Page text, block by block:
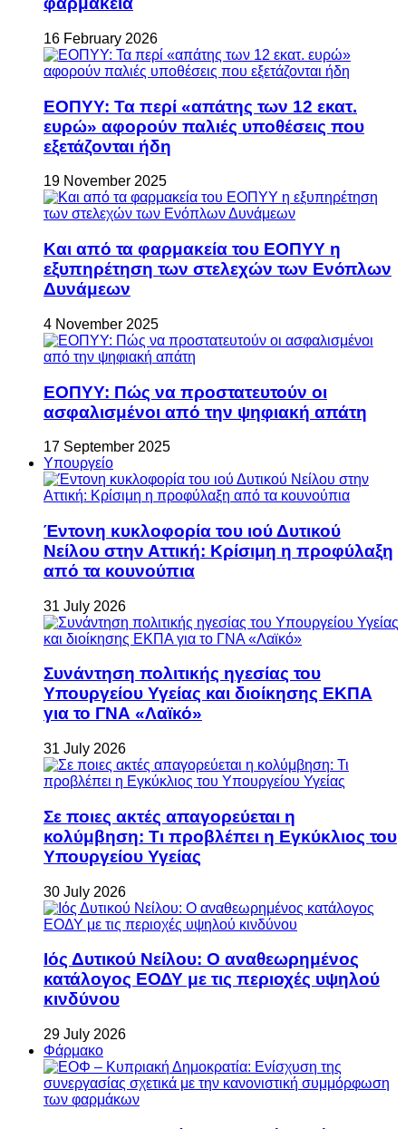
16 February 2026
ΕΟΠΥΥ: Τα περί «απάτης των 12 εκατ.
ευρώ» αφορούν παλιές υποθέσεις που
εξετάζονται ήδη
19 November 2025
Και από τα φαρμακεία του ΕΟΠΥΥ η
εξυπηρέτηση των στελεχών των Ενόπλων
Δυνάμεων
4 November 2025
ΕΟΠΥΥ: Πώς να προστατευτούν οι
ασφαλισμένοι από την ψηφιακή απάτη
17 September 2025
Υπουργείο
Έντονη κυκλοφορία του ιού Δυτικού
Νείλου στην Αττική: Κρίσιμη η προφύλαξη
από τα κουνούπια
31 July 2026
Συνάντηση πολιτικής ηγεσίας του
Υπουργείου Υγείας και διοίκησης ΕΚΠΑ
για το ΓΝΑ «Λαϊκό»
31 July 2026
Σε ποιες ακτές απαγορεύεται η
κολύμβηση: Τι προβλέπει η Εγκύκλιος του
Υπουργείου Υγείας
30 July 2026
Ιός Δυτικού Νείλου: Ο αναθεωρημένος
κατάλογος ΕΟΔΥ με τις περιοχές υψηλού
κινδύνου
29 July 2026
Φάρμακο